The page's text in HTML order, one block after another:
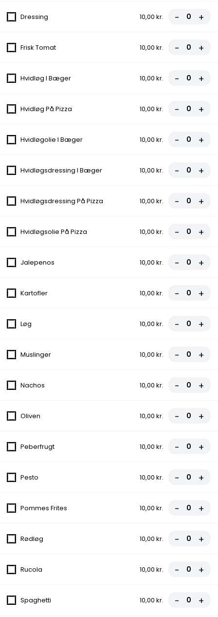
135,00 kr.
Italiensk Pizza
Alle pizzaer kan også fås som fuldkorn og glutenfri.
1. Margherita
fra 80,00 kr.
2. Vesuvio
fra 85,00 kr.
3. Hawai
fra 90,00 kr.
4. Napoli
fra
5. Pompeio
Tomatsauce, Ost, Skinke, Champignon
Tomatsauce, Ost, Skinke, Bacon,
fra 95,00 kr.
Tomatsauce, Ost, Kylling, Spaghetti, Løg,
fra 110,00 kr.
Dressing 10,00 kr. - +
Frisk Tomat 10,00 kr. - +
Hvidløg I Bæger 10,00 kr. - +
Hvidløg På Pizza 10,00 kr. - +
Hvidløgolie I Bæger 10,00 kr. - +
Hvidløgsdressing I Bæger 10,00 kr. - +
Hvidløgsdressing På Pizza 10,00 kr. - +
Hvidløgsolie På Pizza 10,00 kr. - +
Jalepenos 10,00 kr. - +
Kartofler 10,00 kr. - +
Løg 10,00 kr. - +
Muslinger 10,00 kr. - +
Nachos 10,00 kr. - +
Oliven 10,00 kr. - +
Peberfrugt 10,00 kr. - +
Pesto 10,00 kr. - +
Pommes Frites 10,00 kr. - +
Rødløg 10,00 kr. - +
Rucola 10,00 kr. - +
Spaghetti 10,00 kr. - +